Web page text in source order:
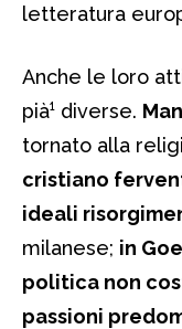
letteratura
Anche le loro
pià¹ diverse.
tornato alla
cristiano
ideali
milanese; in
politica non
passioni